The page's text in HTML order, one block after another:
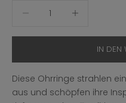
IN DEN
Diese Ohrringe strahlen
aus und schöpfen ihre